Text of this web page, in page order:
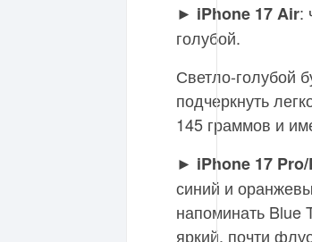
► iPhone 17 Air:
голубой.
Светло-голубой
подчеркнуть
145 граммов и
► iPhone 17
синий и
напоминать Blue
яркий, почти